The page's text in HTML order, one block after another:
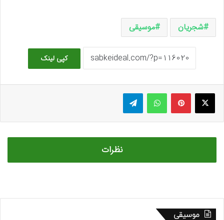
شجریان موسیقی
کپی لینک
ایکس پینتریستواتس آپ تلگرام
نظرات
موسیقی